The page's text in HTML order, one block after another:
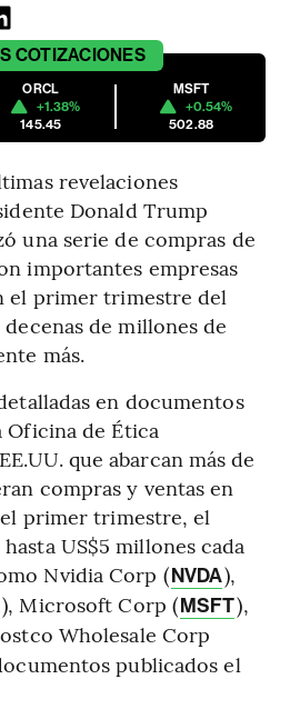
COTIZACIONES
ORCL
+1.38%
145.45
MSFT
+0.54%
502.88
revelaciones
Donald Trump
una serie de compras de
importantes empresas
el primer trimestre del
de millones de
más.
en documentos
Oficina de Ética
que abarcan más de
compras y ventas en
primer trimestre, el
US$5 millones cada
Nvidia Corp (NVDA),
), Microsoft Corp (MSFT),
Wholesale Corp
publicados el